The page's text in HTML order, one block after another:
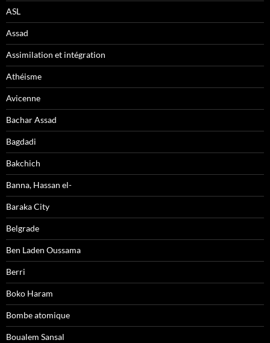
ASL
Assad
Assimilation et intégration
Athéisme
Avicenne
Bachar Assad
Bagdadi
Bakchich
Banna, Hassan el-
Baraka City
Belgrade
Ben Laden Oussama
Berri
Boko Haram
Bombe atomique
Boualem Sansal